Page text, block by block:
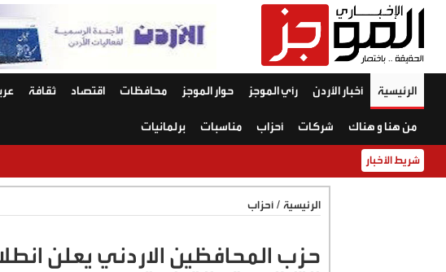
الرئيسية أخبار الأردن رأي الموجز حوار الموجز محافظات اقتصاد ثقافة
من هنا و هناك شركات أحزاب مناسبات برلمانيات
شريط الأخبار
الرئيسية / أحزاب
حزب المحافظين الاردني يعلن